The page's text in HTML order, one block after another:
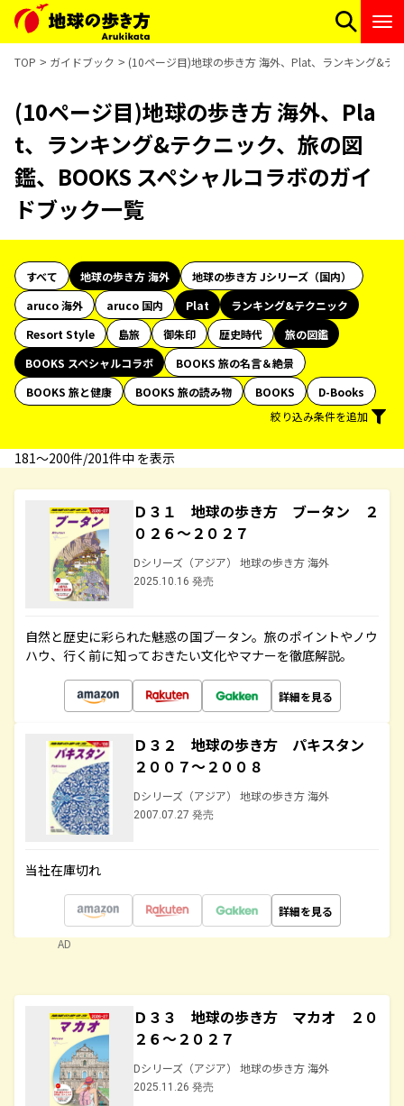
TOP ガイドブック (10ページ目)地球の歩き方 海外、Plat、ランキング&テ
(10ページ目)地球の歩き方 海外、Pla
t、ランキング&テクニック、旅の図
鑑、BOOKS スペシャルコラボのガイ
ドブック一覧
すべて 地球の歩き方 海外
地球の歩き方 Jシリーズ（国内）
aruco 海外
aruco 国内 Plat
ランキング&テクニック
Resort Style
島旅 御朱印 歴史時代
旅の図鑑
BOOKS スペシャルコラボ
BOOKS 旅の名言＆絶景
BOOKS 旅と健康
BOOKS 旅の読み物 BOOKS
D-Books
絞り込み条件を追加
181〜200件/201件中 を表示
Ｄ３１ 地球の歩き方 ブータン ２
０２６～２０２７
Dシリーズ（アジア） 地球の歩き方 海外
2025.10.16 発売
自然と歴史に彩られた魅惑の国ブータン。旅のポイントやノウ
ハウ、行く前に知っておきたい文化やマナーを徹底解説。
詳細を見る
Ｄ３２ 地球の歩き方 パキスタン
２００７～２００８
Dシリーズ（アジア） 地球の歩き方 海外
2007.07.27 発売
当社在庫切れ
詳細を見る
AD
Ｄ３３ 地球の歩き方 マカオ ２０
２６～２０２７
Dシリーズ（アジア） 地球の歩き方 海外
2025.11.26 発売